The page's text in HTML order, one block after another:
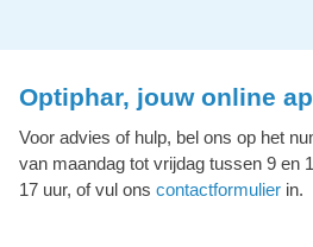
Optiphar, jouw online
Voor advies of hulp, bel ons op het
van maandag tot vrijdag tussen 9 en
17 uur, of vul ons contactformulier in.